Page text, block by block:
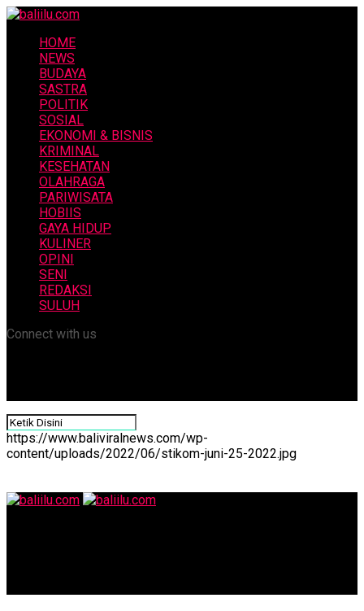
HOME
NEWS
BUDAYA
SASTRA
POLITIK
SOSIAL
EKONOMI & BISNIS
KRIMINAL
KESEHATAN
OLAHRAGA
PARIWISATA
HOBIIS
GAYA HIDUP
KULINER
OPINI
SENI
REDAKSI
SULUH
Connect with us
https://www.baliviralnews.com/wp-
content/uploads/2022/06/stikom-juni-25-2022.jpg